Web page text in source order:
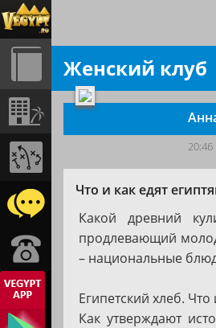
Хургада
Шарм
эль
Эль
Кузейр
Марса
Алам
Дахаб
Александрия
Каир
Сохаг
Эсна
Ком
m.m@vegypt.ru
+201148123459
Женский клуб
Что и как едят
Какой древний
продлевающий
– национальные
Египетский хлеб. Что
Как утверждают